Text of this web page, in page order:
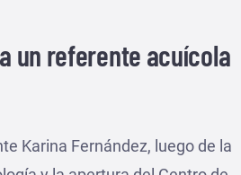
un referente acuícola
Karina Fernández, luego de la